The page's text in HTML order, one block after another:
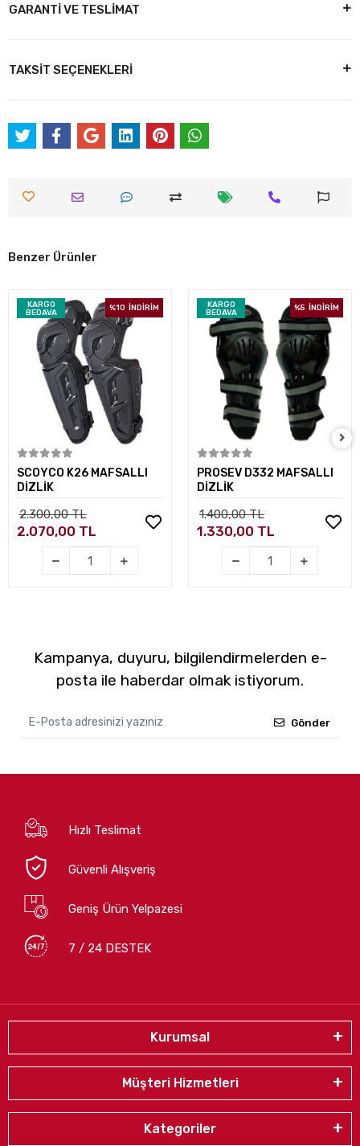
GARANTİ VE TESLİMAT
TAKSİT SEÇENEKLERİ
Benzer Ürünler
KARGO
BEDAVA
%10 İNDİRİM
Sepete Ekle
SCOYCO K26 MAFSALLI
DİZLİK
2.300,00 TL
2.070,00 TL
KARGO
BEDAVA
%5 İNDİRİM
Sepete Ekle
PROSEV D332 MAFSALLI
DİZLİK
1.400,00 TL
1.330,00 TL
Kampanya, duyuru, bilgilendirmelerden e-
posta ile haberdar olmak istiyorum.
Gönder
Hızlı Teslimat
Güvenli Alışveriş
Geniş Ürün Yelpazesi
7 / 24 DESTEK
Kurumsal
Müşteri Hizmetleri
Kategoriler